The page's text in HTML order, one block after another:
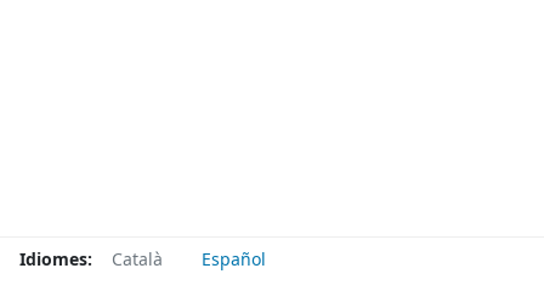
Idiomes: Català Español